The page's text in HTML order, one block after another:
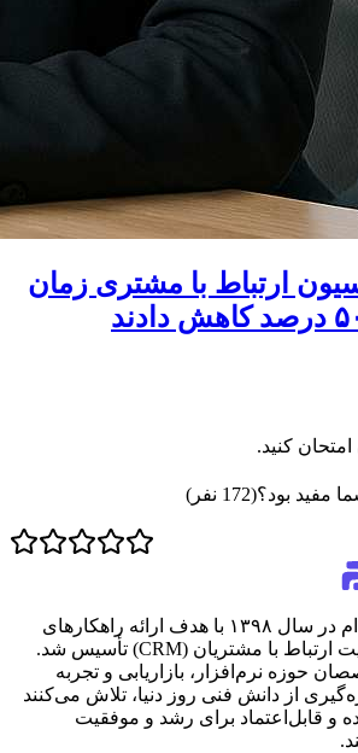
ارتباط با مشتری زمان
مفید بود؟(
172 نفر)
شرکت پرشین سی آر ام در سال ۱۳۹۸ با هدف ارائه راهکارهای
نوآورانه در حوزه مدیریت ارتباط با مشتریان (CRM) تأسیس شد.
حوزه نرم‌افزار، بازاریابی و تجربه
از دانش فنی روز دنیا، تلاش می‌کنند
و قابل‌اعتماد برای رشد و موفقیت